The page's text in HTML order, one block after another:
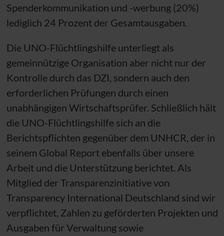
Spenderkommunikation und -werbung (20%)
lediglich 24 Prozent der Gesamtausgaben.
Die UNO-Flüchtlingshilfe unterliegt als
gemeinnützige Organisation aber nicht nur der
Kontrolle durch das DZI, sondern auch den
erforderlichen Prüfungen durch einen
unabhängigen Wirtschaftsprüfer. Schließlich hält
die UNO-Flüchtlingshilfe sich an die
Berichtspflichten gegenüber dem UNHCR, der in
seinem Global Report ebenfalls über unsere
Arbeit und die Unterstützung berichtet. Als
Mitglied der Transparenzinitiative von
Transparency International Deutschland sind wir
verpflichtet, Zahlen zu geförderten Projekten und
Ausgaben für Verwaltung sowie